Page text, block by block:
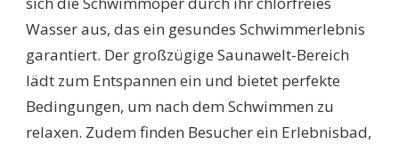
Wasser aus, das ein gesundes Schwimmerlebnis
garantiert. Der großzügige Saunawelt-Bereich
lädt zum Entspannen ein und bietet perfekte
Bedingungen, um nach dem Schwimmen zu
relaxen. Zudem finden Besucher ein Erlebnisbad,